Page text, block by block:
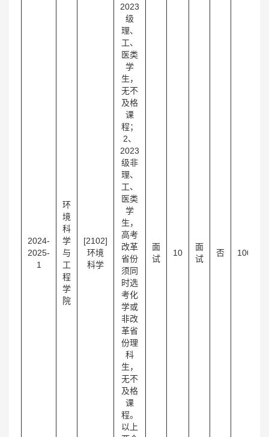
2024-
2025-
1
环
境
科
学
与
工
程
学
院
[2102]
环境
科学
2023
级
理、
工、
医类
学
生，
无不
及格
课
程；
2、
2023
级非
理、
工、
医类
学
生，
高考
改革
省份
须同
时选
考化
学或
非改
革省
份理
科
生，
无不
及格
课
程。
以上
面
试
10
面
试
否 100